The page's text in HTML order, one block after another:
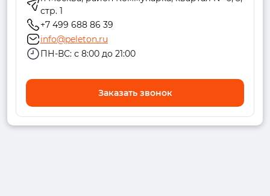
стр. 1
+7 499 688 86 39
info@peleton.ru
ПН-ВС: с 8:00 до 21:00
Заказать звонок